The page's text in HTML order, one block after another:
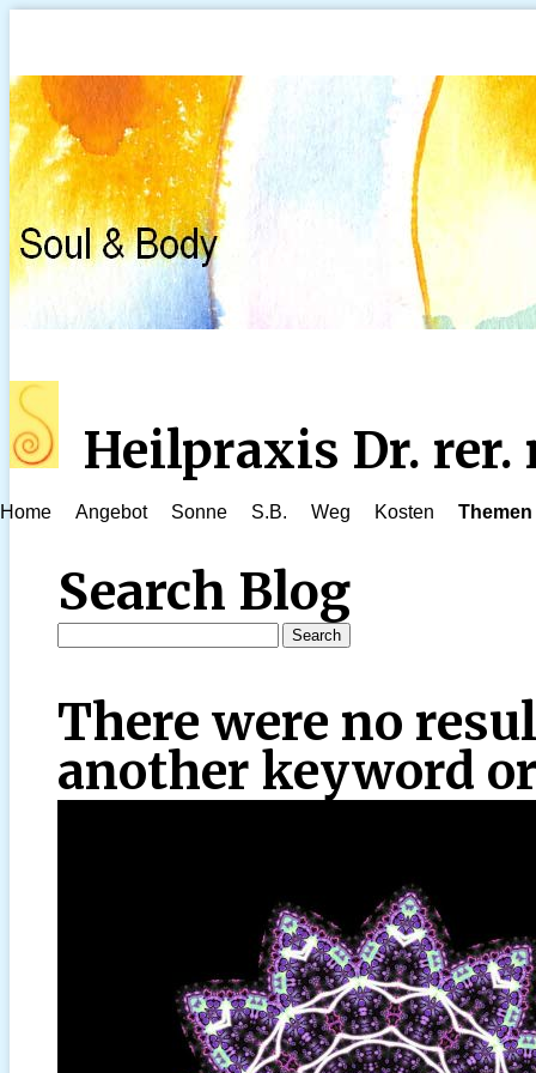
Heilpraxis Dr. rer.
Home Angebot Sonne S.B. Weg Kosten Themen
Search Blog
There were no
another keyword